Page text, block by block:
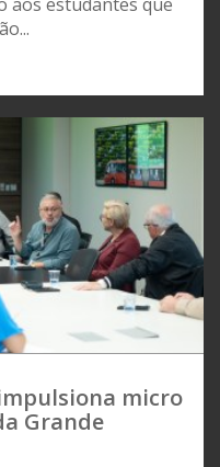
micro
Grande